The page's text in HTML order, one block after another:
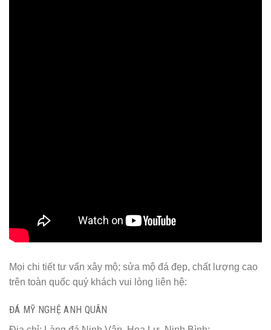
Mọi chi tiết tư vấn xây mộ; sửa mộ đá đẹp, chất lượng cao
trên toàn quốc quý khách vui lòng liên hệ:
ĐÁ MỸ NGHỆ ANH QUÂN